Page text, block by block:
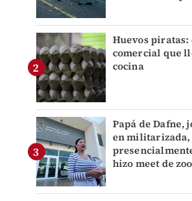
Huevos
comercial que
cocina
Papá de Dafne,
en militarizada,
hizo meet de